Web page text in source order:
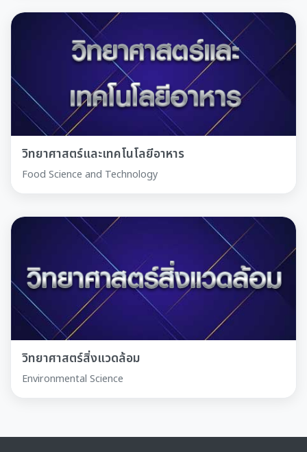
วิทยาศาสตร์และเทคโนโลยีอาหาร
Food Science and Technology
วิทยาศาสตร์สิ่งแวดล้อม
Environmental Science